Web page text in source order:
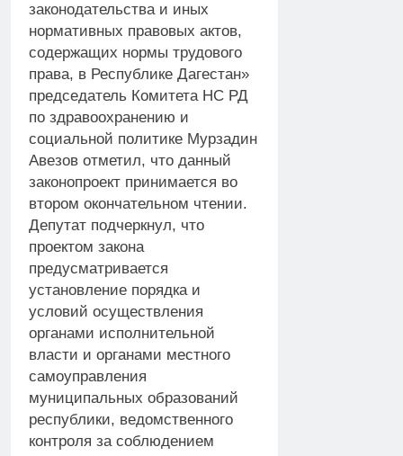
законодательства и иных
нормативных правовых актов,
содержащих нормы трудового
права, в Республике Дагестан»
председатель Комитета НС РД
по здравоохранению и
социальной политике Мурзадин
Авезов отметил, что данный
законопроект принимается во
втором окончательном чтении.
Депутат подчеркнул, что
проектом закона
предусматривается
установление порядка и
условий осуществления
органами исполнительной
власти и органами местного
самоуправления
муниципальных образований
республики, ведомственного
контроля за соблюдением